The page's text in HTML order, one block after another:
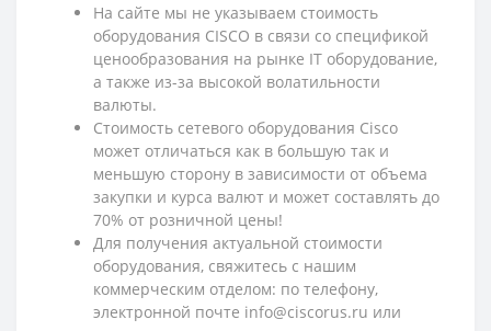
На сайте мы не указываем стоимость
оборудования CISCO в связи со спецификой
ценообразования на рынке IT оборудование,
а также из-за высокой волатильности
валюты.
Стоимость сетевого оборудования Cisco
может отличаться как в большую так и
меньшую сторону в зависимости от объема
закупки и курса валют и может составлять до
70% от розничной цены!
Для получения актуальной стоимости
оборудования, свяжитесь с нашим
коммерческим отделом: по телефону,
электронной почте info@ciscorus.ru или